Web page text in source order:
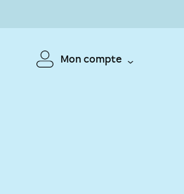
Mon compte